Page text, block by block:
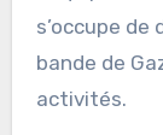
s’occupe de
bande de
activités.